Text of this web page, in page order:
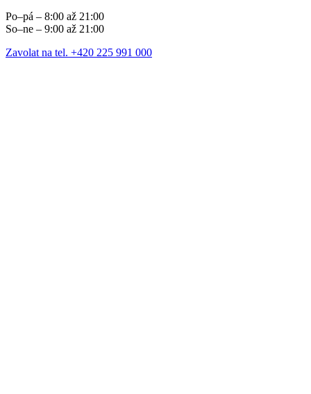
Po–pá – 8:00 až 21:00
So–ne – 9:00 až 21:00
Zavolat na tel. +420 225 991 000